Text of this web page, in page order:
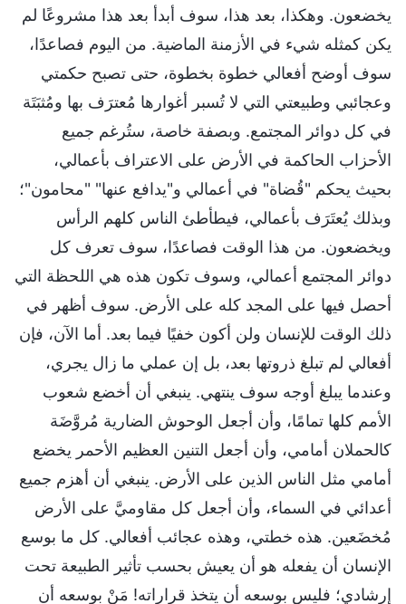
يخضعون. وهكذا، بعد هذا، سوف أبدأ بعد هذا مشروعًا لم
يكن كمثله شيء في الأزمنة الماضية. من اليوم فصاعدًا،
سوف أوضح أفعالي خطوة بخطوة، حتى تصبح حكمتي
وعجائبي وطبيعتي التي لا تُسبر أغوارها مُعترَف بها ومُثبَتَة
في كل دوائر المجتمع. وبصفة خاصة، ستُرغم جميع
الأحزاب الحاكمة في الأرض على الاعتراف بأعمالي،
بحيث يحكم "قُضاة" في أعمالي و"يدافع عنها" "محامون"؛
وبذلك يُعتَرَف بأعمالي، فيطأطئ الناس كلهم الرأس
ويخضعون. من هذا الوقت فصاعدًا، سوف تعرف كل
دوائر المجتمع أعمالي، وسوف تكون هذه هي اللحظة التي
أحصل فيها على المجد كله على الأرض. سوف أظهر في
ذلك الوقت للإنسان ولن أكون خفيًا فيما بعد. أما الآن، فإن
أفعالي لم تبلغ ذروتها بعد، بل إن عملي ما زال يجري،
وعندما يبلغ أوجه سوف ينتهي. ينبغي أن أخضع شعوب
الأمم كلها تمامًا، وأن أجعل الوحوش الضارية مُروَّضَة
كالحملان أمامي، وأن أجعل التنين العظيم الأحمر يخضع
أمامي مثل الناس الذين على الأرض. ينبغي أن أهزم جميع
أعدائي في السماء، وأن أجعل كل مقاوميَّ على الأرض
مُخضَعين. هذه خطتي، وهذه عجائب أفعالي. كل ما بوسع
الإنسان أن يفعله هو أن يعيش بحسب تأثير الطبيعة تحت
إرشادي؛ فليس بوسعه أن يتخذ قراراته! مَنْ بوسعه أن